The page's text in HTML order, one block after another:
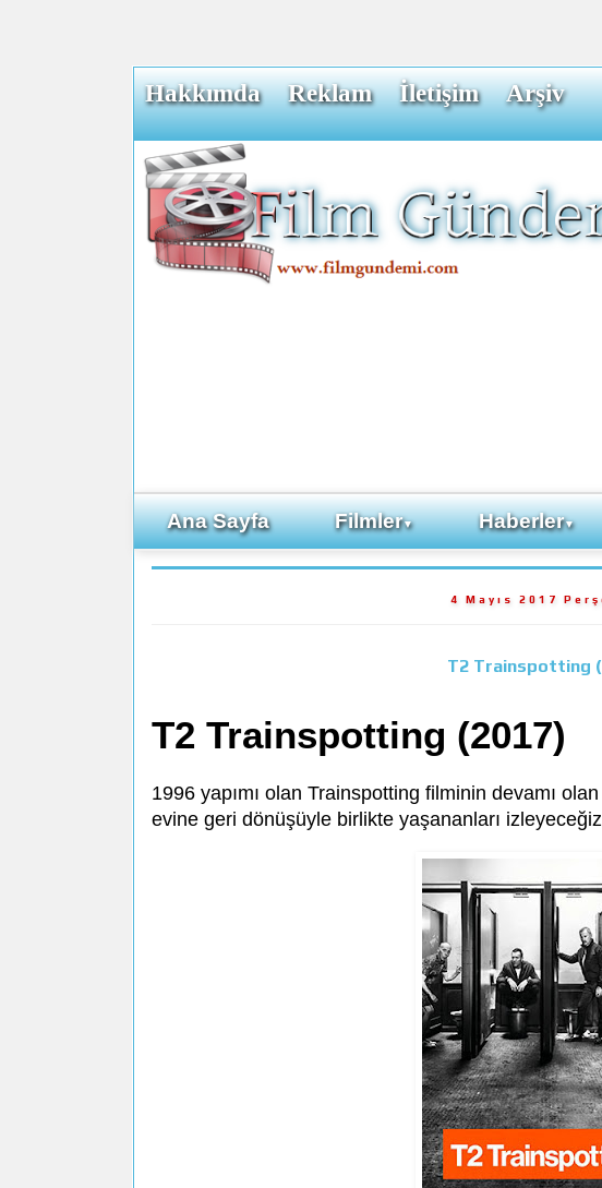
Hakkımda Reklam İletişim Arşiv
Ana Sayfa Filmler▼ Haberler▼
4 Mayıs 2017
T2 Trainspotting
T2 Trainspotting (2017)
1996 yapımı olan Trainspotting filminin devamı
evine geri dönüşüyle birlikte yaşananları